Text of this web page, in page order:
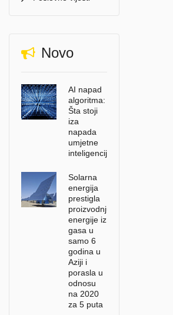
Novo
AI napad
algoritma:
Šta stoji
iza
napada
umjetne
inteligencije?
Solarna
energija
prestigla
proizvodnju
energije iz
gasa u
samo 6
godina u
Aziji i
porasla u
odnosu
na 2020
za 5 puta